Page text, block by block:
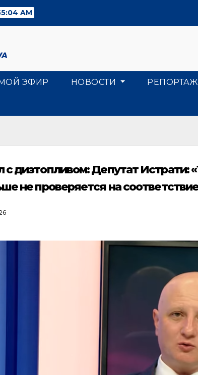
AM
ЭФИР НОВОСТИ
с дизтопливом: Депутат Истрати:
не проверяется на